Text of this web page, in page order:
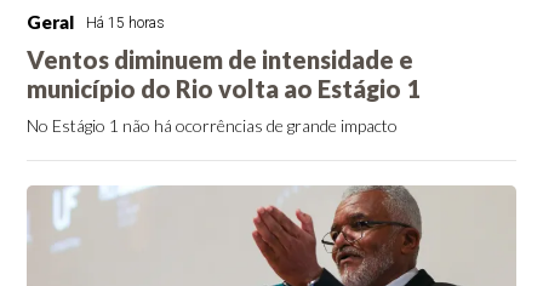
Geral Há 15 horas
Ventos diminuem de intensidade e
município do Rio volta ao Estágio 1
No Estágio 1 não há ocorrências de grande impacto